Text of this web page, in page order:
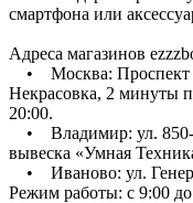
смартфона или
Адреса магазинов
• Москва: Проспект
Некрасовка, 2 минуты
20:00.
• Владимир: ул. 850-
вывеска «Умная
• Иваново: ул.
Режим работы: с 9:00